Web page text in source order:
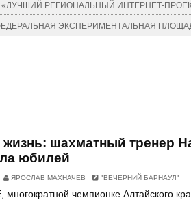
«ЛУЧШИЙ РЕГИОНАЛЬНЫЙ ИНТЕРНЕТ-
ЭКСПЕРИМЕНТАЛЬНАЯ
шахматный тренер
юбилей
ЯРОСЛАВ МАХНАЧЕВ "ВЕЧЕРНИЙ БАРНАУЛ"
чемпионке Алтайского